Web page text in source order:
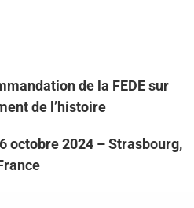
de la FEDE sur
de l’histoire
octobre 2024 – Strasbourg,